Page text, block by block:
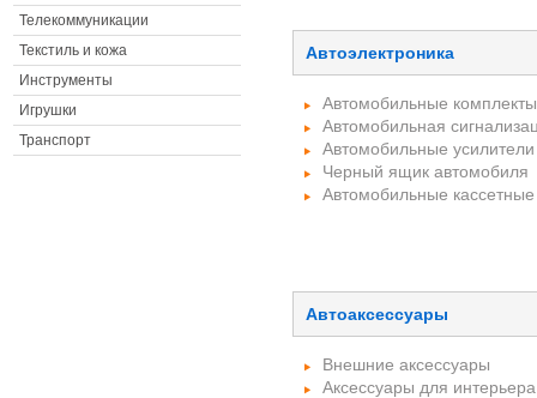
Телекоммуникации
Текстиль и кожа
Инструменты
Игрушки
Транспорт
Автоэлектроника
Автомобильные
Автомобильная
Автомобильные усилители
Черный ящик автомобиля
Автомобильные
Автоаксессуары
Внешние аксессуары
Аксессуары для интерьера